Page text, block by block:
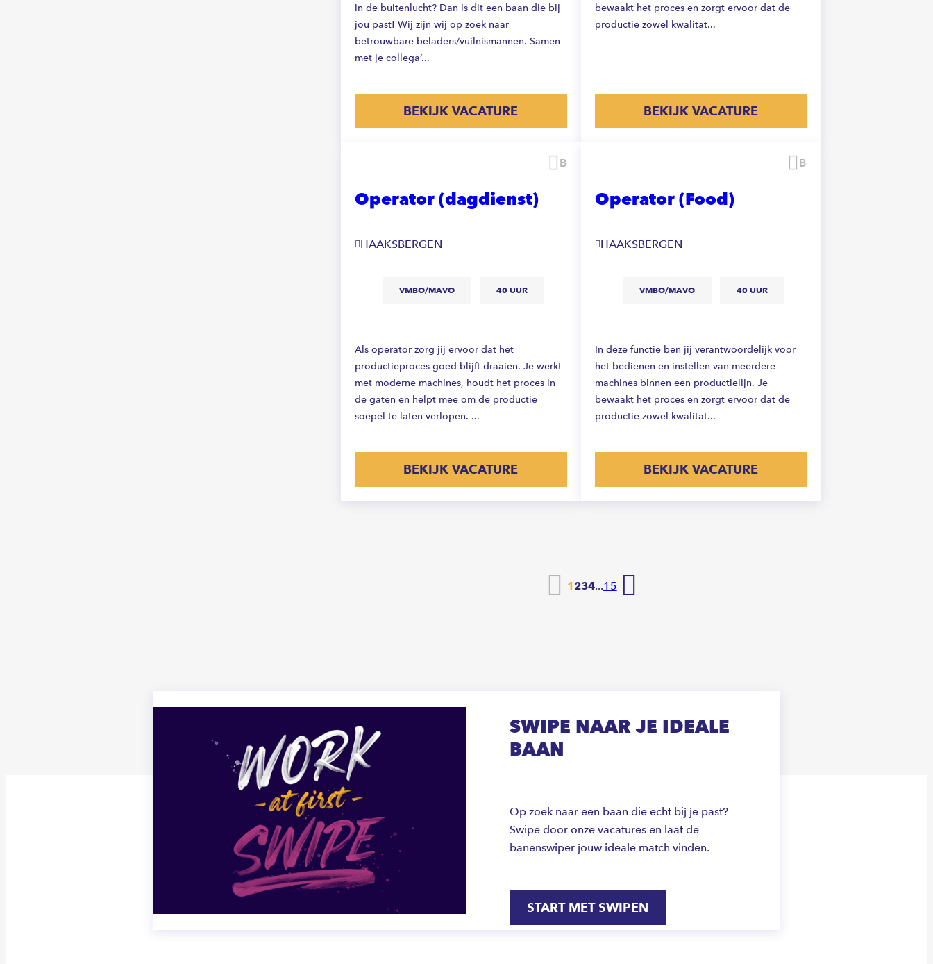
in de buitenlucht? Dan is dit een baan die bij
jou past! Wij zijn wij op zoek naar
betrouwbare beladers/vuilnismannen. Samen
met je collega’...
BEKIJK VACATURE
bewaakt het proces en zorgt ervoor dat de
productie zowel kwalitat...
BEKIJK VACATURE
Operator (dagdienst)
HAAKSBERGEN
VMBO/MAVO 40 UUR
Als operator zorg jij ervoor dat het
productieproces goed blijft draaien. Je werkt
met moderne machines, houdt het proces in
de gaten en helpt mee om de productie
soepel te laten verlopen. ...
BEKIJK VACATURE
Bewaren
Operator (Food)
HAAKSBERGEN
VMBO/MAVO 40 UUR
In deze functie ben jij verantwoordelijk voor
het bedienen en instellen van meerdere
machines binnen een productielijn. Je
bewaakt het proces en zorgt ervoor dat de
productie zowel kwalitat...
BEKIJK VACATURE
Bewaren
Vorige
1234...15
SWIPE NAAR JE IDEALE
BAAN
Op zoek naar een baan die echt bij je past?
Swipe door onze vacatures en laat de
banenswiper jouw ideale match vinden.
START MET SWIPEN